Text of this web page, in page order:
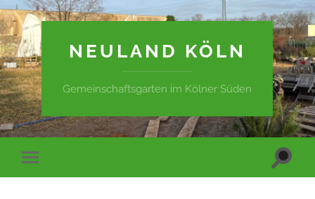
NEULAND KÖLN
Gemeinschaftsgarten im Kölner Süden
Mobile-
Menü